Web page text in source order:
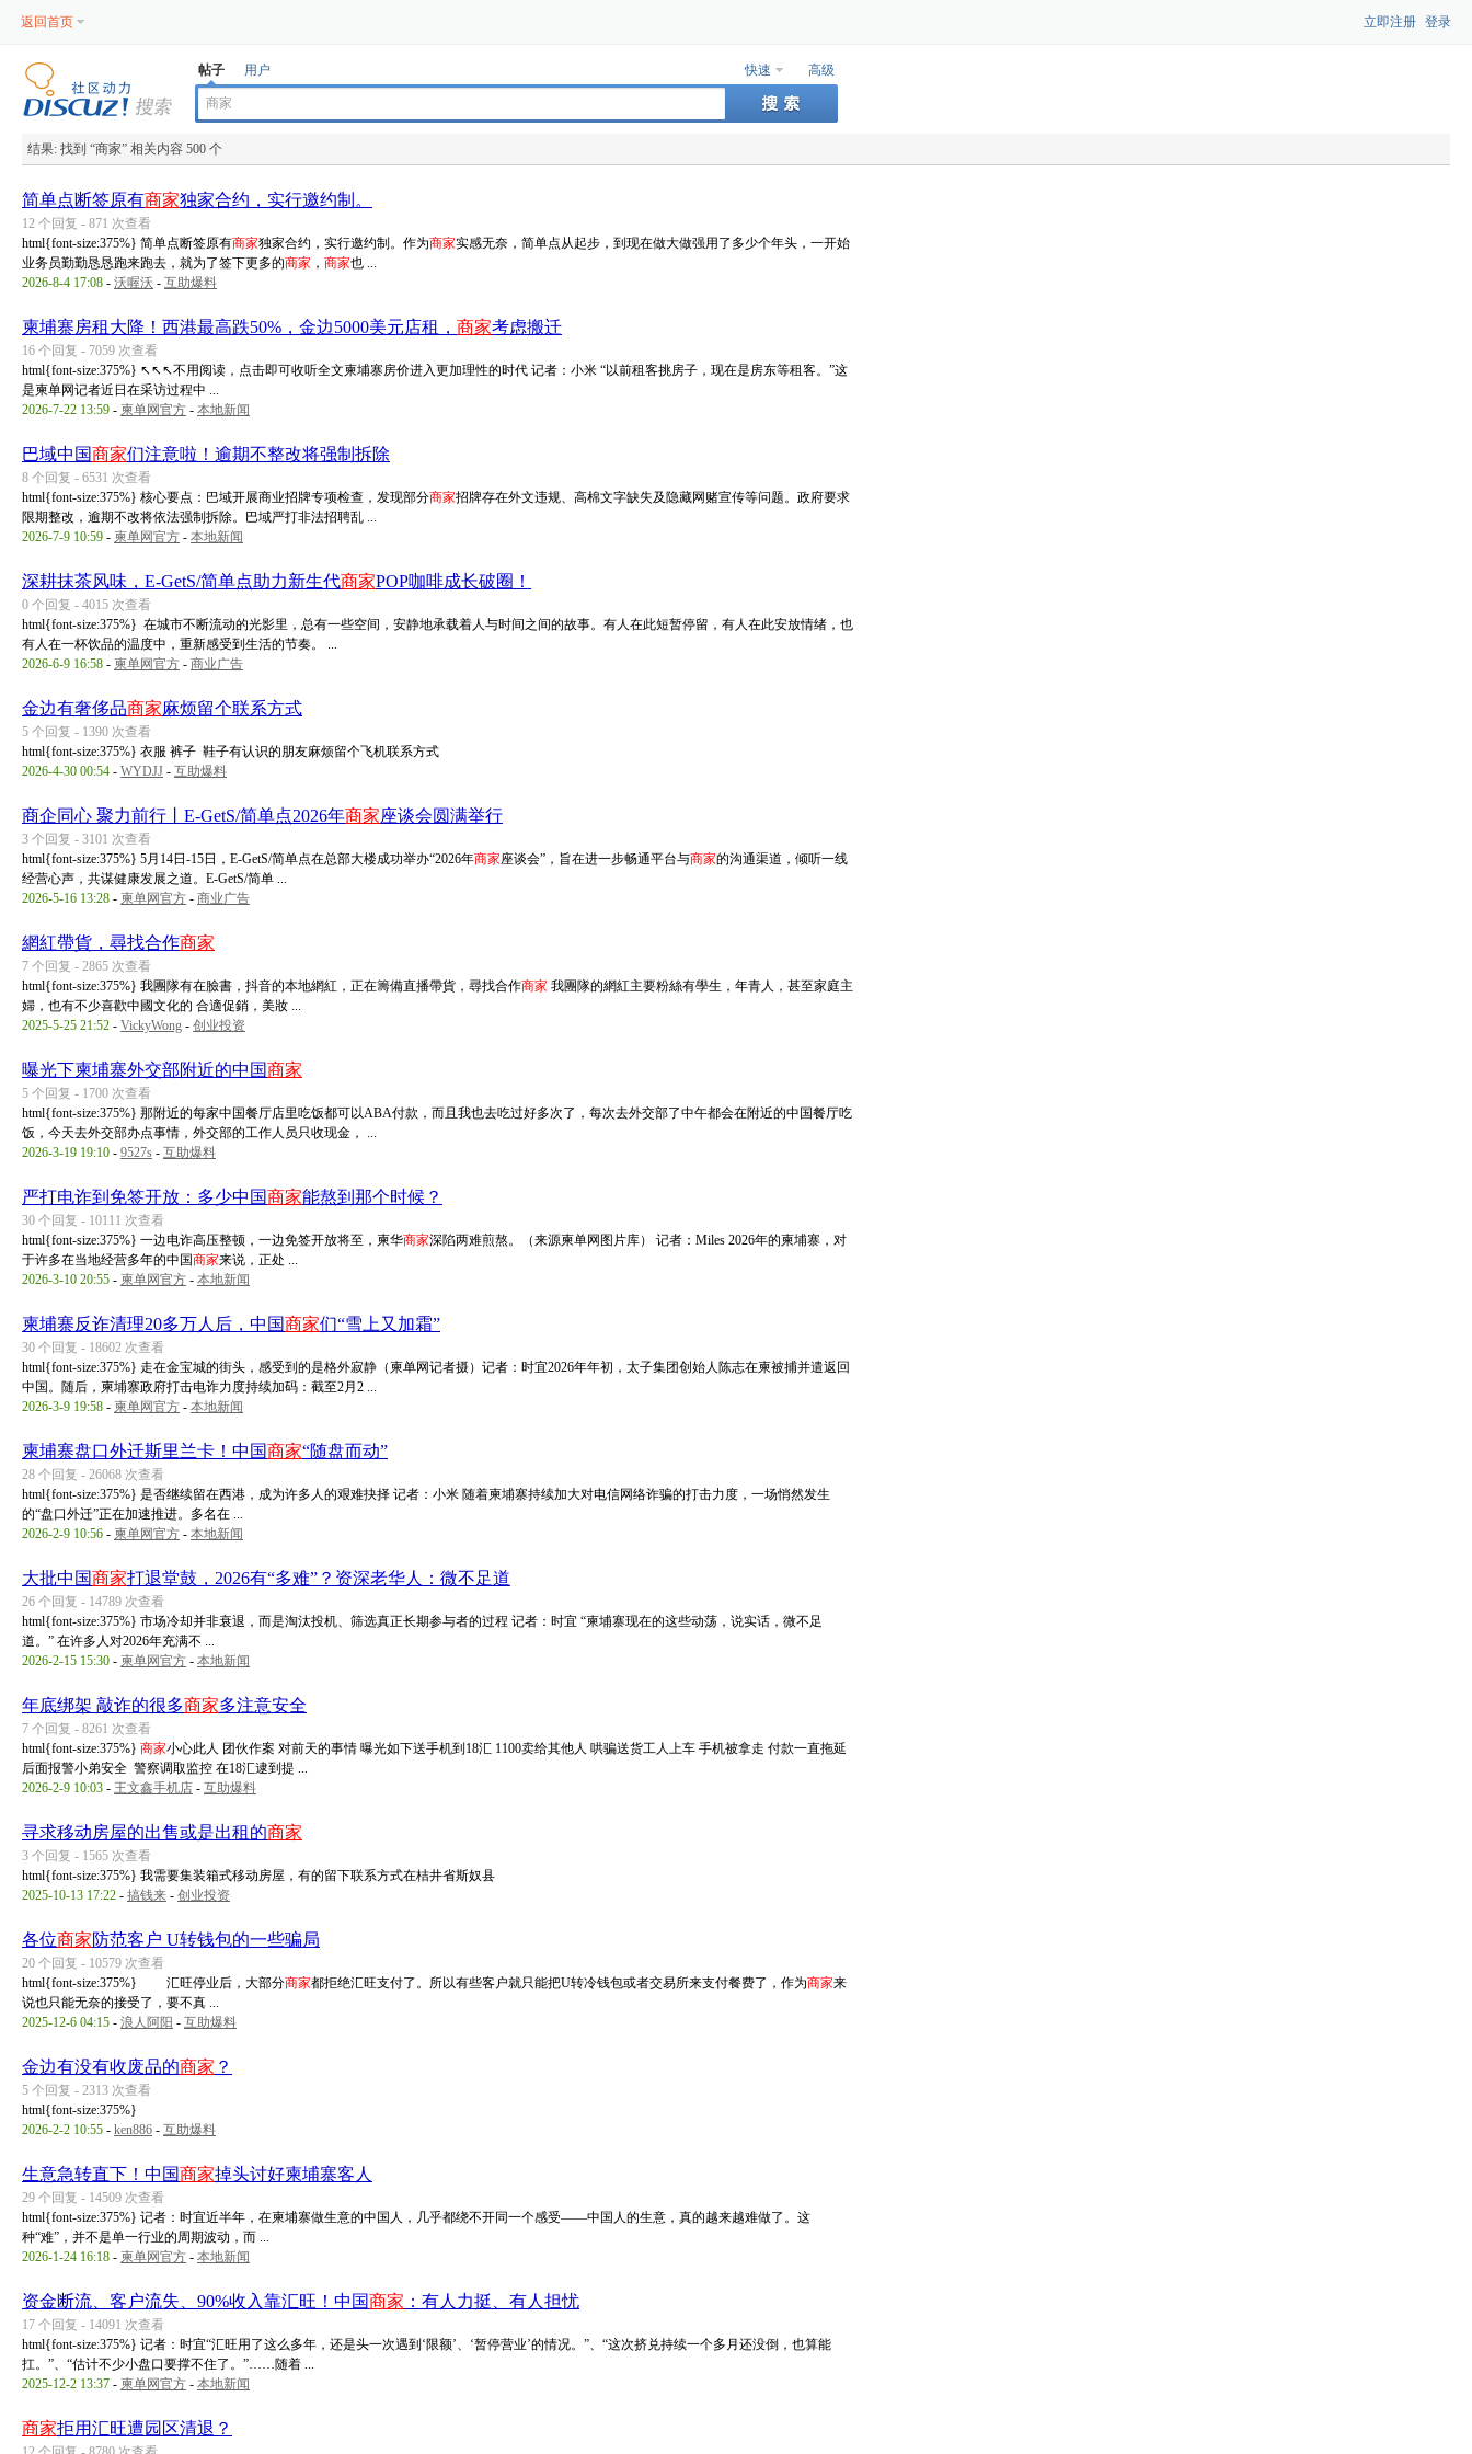
返回首页 立即注册 登录
快速 高级
帖子 用户
结果: 找到 “商家” 相关内容 500 个
简单点断签原有商家独家合约，实行邀约制。
12 个回复 - 871 次查看
html{font-size:375%} 简单点断签原有商家独家合约，实行邀约制。作为商家实感无奈，简单点从起步，到现在做大做强用了多少个年头，一开始
业务员勤勤恳恳跑来跑去，就为了签下更多的商家 ， 商家也 ...
2026-8-4 17:08 - 沃喔沃 - 互助爆料
柬埔寨房租大降！西港最高跌50%，金边5000美元店租， 商家考虑搬迁
16 个回复 - 7059 次查看
html{font-size:375%} ↖↖↖不用阅读，点击即可收听全文柬埔寨房价进入更加理性的时代 记者：小米 “以前租客挑房子，现在是房东等租客。”这
是柬单网记者近日在采访过程中 ...
2026-7-22 13:59 - 柬单网官方 - 本地新闻
巴域中国商家们注意啦！逾期不整改将强制拆除
8 个回复 - 6531 次查看
html{font-size:375%} 核心要点：巴域开展商业招牌专项检查，发现部分商家招牌存在外文违规、高棉文字缺失及隐藏网赌宣传等问题。政府要求
限期整改，逾期不改将依法强制拆除。巴域严打非法招聘乱 ...
2026-7-9 10:59 - 柬单网官方 - 本地新闻
深耕抹茶风味，E-GetS/简单点助力新生代商家POP咖啡成长破圈！
0 个回复 - 4015 次查看
html{font-size:375%} 在城市不断流动的光影里，总有一些空间，安静地承载着人与时间之间的故事。有人在此短暂停留，有人在此安放情绪，也
有人在一杯饮品的温度中，重新感受到生活的节奏。 ...
2026-6-9 16:58 - 柬单网官方 - 商业广告
金边有奢侈品商家麻烦留个联系方式
5 个回复 - 1390 次查看
html{font-size:375%} 衣服 裤子 鞋子有认识的朋友麻烦留个飞机联系方式
2026-4-30 00:54 - WYDJJ - 互助爆料
商企同心 聚力前行丨E-GetS/简单点2026年商家座谈会圆满举行
3 个回复 - 3101 次查看
html{font-size:375%} 5月14日-15日，E-GetS/简单点在总部大楼成功举办“2026年商家座谈会”，旨在进一步畅通平台与商家的沟通渠道，倾听一线
经营心声，共谋健康发展之道。E-GetS/简单 ...
2026-5-16 13:28 - 柬单网官方 - 商业广告
網紅帶貨，尋找合作商家
7 个回复 - 2865 次查看
html{font-size:375%} 我團隊有在臉書，抖音的本地網紅，正在籌備直播帶貨，尋找合作商家 我團隊的網紅主要粉絲有學生，年青人，甚至家庭主
婦，也有不少喜歡中國文化的 合適促銷，美妝 ...
2025-5-25 21:52 - VickyWong - 创业投资
曝光下柬埔寨外交部附近的中国商家
5 个回复 - 1700 次查看
html{font-size:375%} 那附近的每家中国餐厅店里吃饭都可以ABA付款，而且我也去吃过好多次了，每次去外交部了中午都会在附近的中国餐厅吃
饭，今天去外交部办点事情，外交部的工作人员只收现金， ...
2026-3-19 19:10 - 9527s - 互助爆料
严打电诈到免签开放：多少中国商家能熬到那个时候？
30 个回复 - 10111 次查看
html{font-size:375%} 一边电诈高压整顿，一边免签开放将至，柬华商家深陷两难煎熬。（来源柬单网图片库） 记者：Miles 2026年的柬埔寨，对
于许多在当地经营多年的中国商家来说，正处 ...
2026-3-10 20:55 - 柬单网官方 - 本地新闻
柬埔寨反诈清理20多万人后，中国商家们“雪上又加霜”
30 个回复 - 18602 次查看
html{font-size:375%} 走在金宝城的街头，感受到的是格外寂静（柬单网记者摄）记者：时宜2026年年初，太子集团创始人陈志在柬被捕并遣返回
中国。随后，柬埔寨政府打击电诈力度持续加码：截至2月2 ...
2026-3-9 19:58 - 柬单网官方 - 本地新闻
柬埔寨盘口外迁斯里兰卡！中国商家“随盘而动”
28 个回复 - 26068 次查看
html{font-size:375%} 是否继续留在西港，成为许多人的艰难抉择 记者：小米 随着柬埔寨持续加大对电信网络诈骗的打击力度，一场悄然发生
的“盘口外迁”正在加速推进。多名在 ...
2026-2-9 10:56 - 柬单网官方 - 本地新闻
大批中国商家打退堂鼓，2026有“多难”？资深老华人：微不足道
26 个回复 - 14789 次查看
html{font-size:375%} 市场冷却并非衰退，而是淘汰投机、筛选真正长期参与者的过程 记者：时宜 “柬埔寨现在的这些动荡，说实话，微不足
道。” 在许多人对2026年充满不 ...
2026-2-15 15:30 - 柬单网官方 - 本地新闻
年底绑架 敲诈的很多商家多注意安全
7 个回复 - 8261 次查看
html{font-size:375%} 商家小心此人 团伙作案 对前天的事情 曝光如下送手机到18汇 1100卖给其他人 哄骗送货工人上车 手机被拿走 付款一直拖延
后面报警小弟安全 警察调取监控 在18汇逮到提 ...
2026-2-9 10:03 - 王文鑫手机店 - 互助爆料
寻求移动房屋的出售或是出租的商家
3 个回复 - 1565 次查看
html{font-size:375%} 我需要集装箱式移动房屋，有的留下联系方式在桔井省斯奴县
2025-10-13 17:22 - 搞钱来 - 创业投资
各位商家防范客户 U转钱包的一些骗局
20 个回复 - 10579 次查看
html{font-size:375%} 汇旺停业后，大部分商家都拒绝汇旺支付了。所以有些客户就只能把U转冷钱包或者交易所来支付餐费了，作为商家来
说也只能无奈的接受了，要不真 ...
2025-12-6 04:15 - 浪人阿阳 - 互助爆料
金边有没有收废品的商家 ？
5 个回复 - 2313 次查看
html{font-size:375%}
2026-2-2 10:55 - ken886 - 互助爆料
生意急转直下！中国商家掉头讨好柬埔寨客人
29 个回复 - 14509 次查看
html{font-size:375%} 记者：时宜近半年，在柬埔寨做生意的中国人，几乎都绕不开同一个感受——中国人的生意，真的越来越难做了。这
种“难”，并不是单一行业的周期波动，而 ...
2026-1-24 16:18 - 柬单网官方 - 本地新闻
资金断流、客户流失、90%收入靠汇旺！中国商家 ：有人力挺、有人担忧
17 个回复 - 14091 次查看
html{font-size:375%} 记者：时宜“汇旺用了这么多年，还是头一次遇到‘限额’、‘暂停营业’的情况。”、“这次挤兑持续一个多月还没倒，也算能
扛。”、“估计不少小盘口要撑不住了。”……随着 ...
2025-12-2 13:37 - 柬单网官方 - 本地新闻
商家拒用汇旺遭园区清退？